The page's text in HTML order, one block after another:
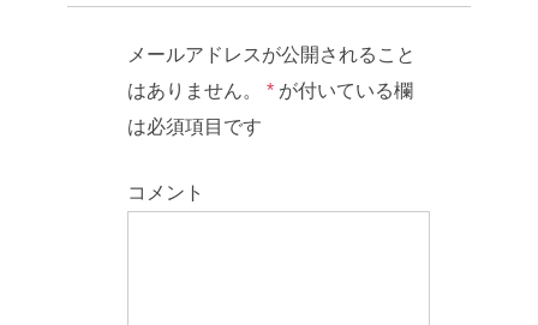
メールアドレスが公開されること
はありません。
* が付いている欄
は必須項目です
コメント